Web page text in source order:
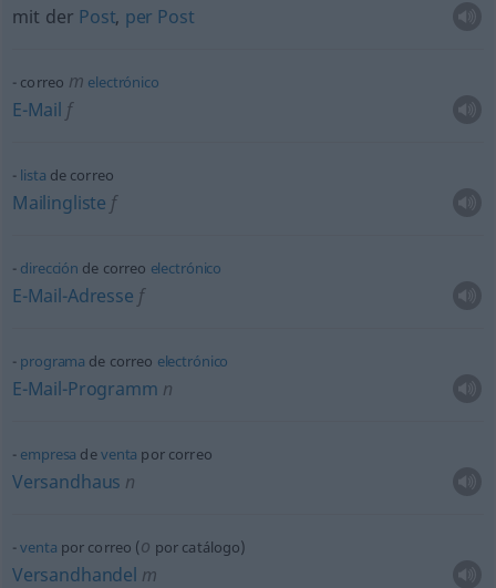
mit der Post, per Post
correo m electrónico
E-Mail f
lista de correo
Mailingliste f
dirección de correo electrónico
E-Mail-Adresse f
programa de correo electrónico
E-Mail-Programm n
empresa deventa por correo
Versandhaus n
venta por correo (o por catálogo)
Versandhandel m